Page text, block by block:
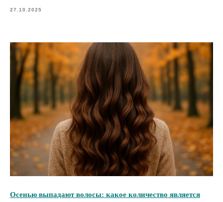
27.10.2025
Осенью выпадают волосы: какое количество является